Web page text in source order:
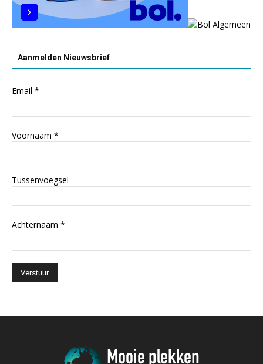
Aanmelden Nieuwsbrief
Email *
Voornaam *
Tussenvoegsel
Achternaam *